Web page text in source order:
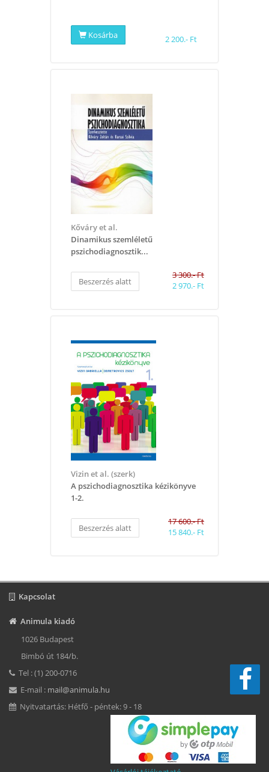
Kosárba 2 200.- Ft
Kőváry et al.
​Dinamikus szemléletű
pszichodiagnosztik...
Beszerzés alatt
3 300.- Ft
2 970.- Ft
Vizin et al. (szerk)
A pszichodiagnosztika kézikönyve
1-2.
Beszerzés alatt
17 600.- Ft
15 840.- Ft
Kapcsolat
Animula kiadó
1026 Budapest
Bimbó út 184/b.
Tel : (1) 200-0716
E-mail : mail@animula.hu
Nyitvatartás: Hétfő - péntek: 9 - 18